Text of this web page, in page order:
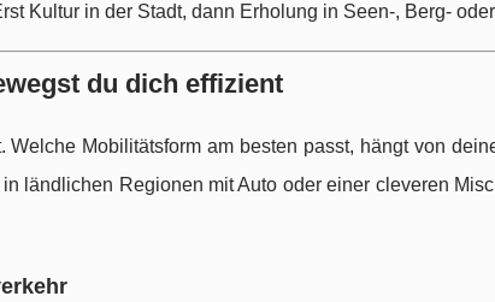
Kultur in der Stadt, dann Erholung in Seen-, Berg-
du dich effizient
Welche Mobilitätsform am besten passt, hängt von
ländlichen Regionen mit Auto oder einer cleveren